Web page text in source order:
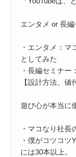
エンタメ or 長
・エンタメ：マ
としてみた
・長編セミナー
【設計方法、値
遊び心が本当に
・マコなり社長
・僕がコツコツ
には30本以上。